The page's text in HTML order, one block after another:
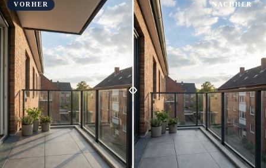
VORHER NACHHER